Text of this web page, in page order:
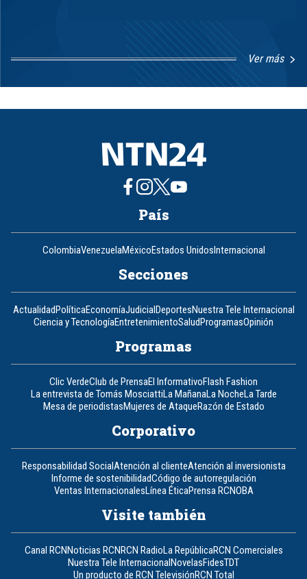
Ver más
1
8
País
ColombiaVenezuelaMéxicoEstados UnidosInternacional
Secciones
ActualidadPolíticaEconomíaJudicialDeportesNuestra Tele Internacional
Ciencia y TecnologíaEntretenimientoSaludProgramasOpinión
Programas
Clic VerdeClub de PrensaEl InformativoFlash Fashion
La entrevista de Tomás MosciattiLa MañanaLa NocheLa Tarde
Mesa de periodistasMujeres de AtaqueRazón de Estado
Corporativo
Responsabilidad SocialAtención al clienteAtención al inversionista
Informe de sostenibilidadCódigo de autorregulación
Ventas InternacionalesLínea ÉticaPrensa RCNOBA
Visite también
Canal RCNNoticias RCNRCN RadioLa RepúblicaRCN Comerciales
Nuestra Tele InternacionalNovelasFidesTDT
Un producto de RCN TelevisiónRCN Total